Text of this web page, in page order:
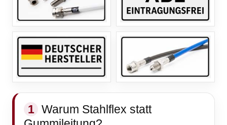
1 Warum Stahlflex statt